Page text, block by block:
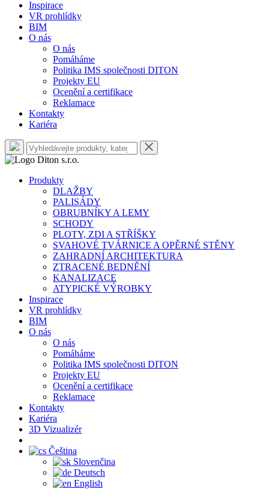
Inspirace
VR prohlídky
BIM
O nás
O nás
Pomáháme
Politika IMS společnosti DITON
Projekty EU
Ocenění a certifikace
Reklamace
Kontakty
Kariéra
Produkty
DLAŽBY
PALISÁDY
OBRUBNÍKY A LEMY
SCHODY
PLOTY, ZDI A STŘÍŠKY
SVAHOVÉ TVÁRNICE A OPĚRNÉ STĚNY
ZAHRADNÍ ARCHITEKTURA
ZTRACENÉ BEDNĚNÍ
KANALIZACE
ATYPICKÉ VÝROBKY
Inspirace
VR prohlídky
BIM
O nás
O nás
Pomáháme
Politika IMS společnosti DITON
Projekty EU
Ocenění a certifikace
Reklamace
Kontakty
Kariéra
3D Vizualizér
Čeština
Slovenčina
Deutsch
English